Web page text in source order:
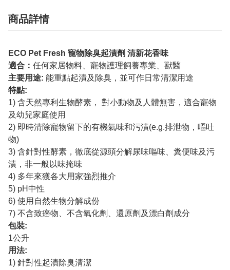
商品詳情
ECO Pet Fresh 寵物除臭起漬劑 清新花香味
適合： 任何家居物料、寵物護理飼養專業、獸醫
主要用途: 能重點起漬及除臭，並可作日常清潔用途
特點:
1) 含天然專利生物酵素， 對小動物及人體無害，適合寵物
及幼兒家庭使用
2) 即時清除寵物留下的有機氣味和污漬(e.g.排泄物，嘔吐
物)
3) 含針對性酵素，徹底從源頭分解尿味嘔味、糞便味及污
漬，非一般以味掩味
4) 多年來獲各大用家強烈推介
5) pH中性
6) 使用自然生物分解成份
7) 不含致癌物、不含氧化劑、還原劑及漂白劑成分
​包裝:​​
1公升
用法:
1) 針對性起漬除臭清潔